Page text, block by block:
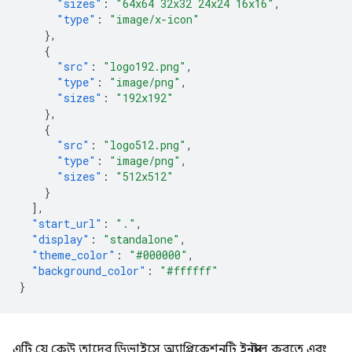
"sizes" : "64x64 32x32 24x24 16x16" ,
"type" :
"image/x-icon"
},
{
"src" : "logo192.png" ,
"type" : "image/png" ,
"sizes" :
"192x192"
},
{
"src" : "logo512.png" ,
"type" : "image/png" ,
"sizes" :
"512x512"
}
],
"start_url" : "." ,
"display" : "standalone" ,
"theme_color" : "#000000" ,
"background_color" :
"#ffffff"
}